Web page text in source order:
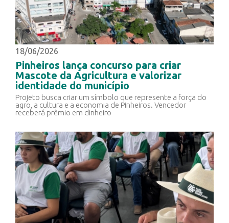
18/06/2026
Pinheiros lança concurso para criar
Mascote da Agricultura e valorizar
identidade do município
Projeto busca criar um símbolo que represente a força do
agro, a cultura e a economia de Pinheiros. Vencedor
receberá prêmio em dinheiro